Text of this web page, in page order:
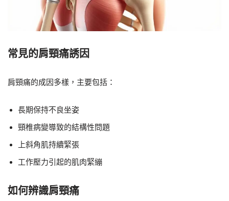
常見的肩頸痛誘因
肩頸痛的成因多樣，主要包括：
長期保持不良坐姿
頸椎病變導致的結構性問題
上斜角肌持續緊張
工作壓力引起的肌肉緊繃
如何辨識肩頸痛